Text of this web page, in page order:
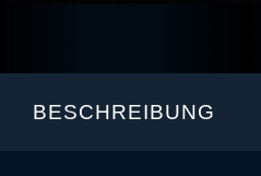
BESCHREIBUNG